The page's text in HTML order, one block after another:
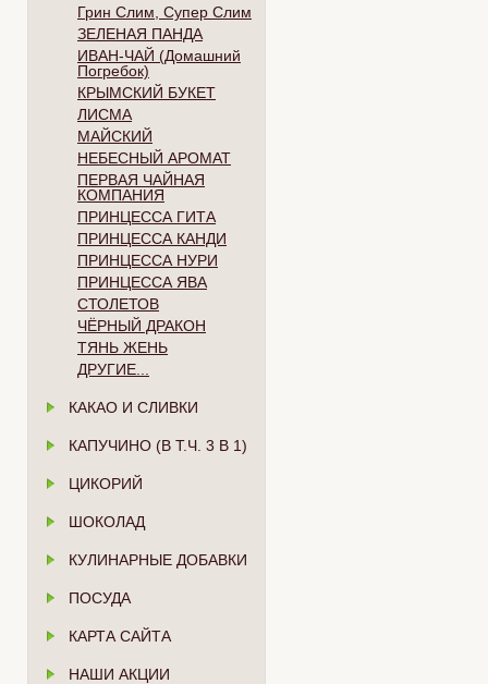
Грин Слим, Супер Слим
ЗЕЛЕНАЯ ПАНДА
ИВАН-ЧАЙ (Домашний
Погребок)
КРЫМСКИЙ БУКЕТ
ЛИСМА
МАЙСКИЙ
НЕБЕСНЫЙ АРОМАТ
ПЕРВАЯ ЧАЙНАЯ
КОМПАНИЯ
ПРИНЦЕССА ГИТА
ПРИНЦЕССА КАНДИ
ПРИНЦЕССА НУРИ
ПРИНЦЕССА ЯВА
СТОЛЕТОВ
ЧЁРНЫЙ ДРАКОН
ТЯНЬ ЖЕНЬ
ДРУГИЕ...
КАКАО И СЛИВКИ
КАПУЧИНО (В Т.Ч. 3 В 1)
ЦИКОРИЙ
ШОКОЛАД
КУЛИНАРНЫЕ ДОБАВКИ
ПОСУДА
КАРТА САЙТА
НАШИ АКЦИИ